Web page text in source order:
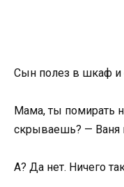
Сын полез в шкаф и
Мама, ты помирать
скрываешь? — Ваня
А? Да нет. Ничего